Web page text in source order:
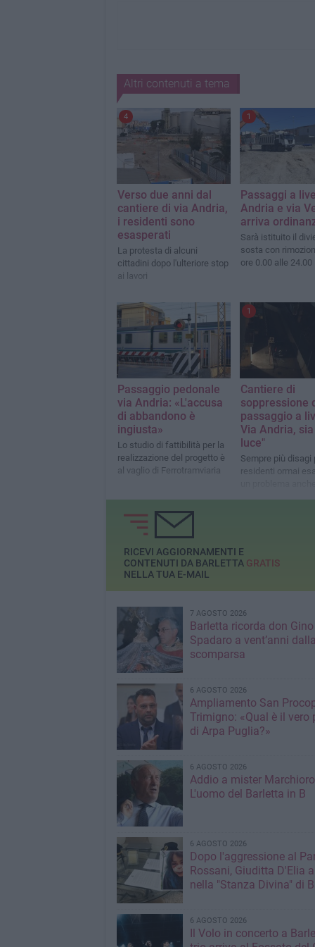
Altri contenuti a tema
4
Verso due anni dal
cantiere di via Andria,
i residenti sono
esasperati
La protesta di alcuni
cittadini dopo l'ulteriore stop
ai lavori
1
Passaggi a
Andria e via
arriva
Sarà istituito il
sosta con
ore 0.00 alle 24.00
Passaggio pedonale
via Andria: «L'accusa
di abbandono è
ingiusta»
Lo studio di fattibilità per la
realizzazione del progetto è
al vaglio di Ferrotramviaria
1
Cantiere di
soppressione
passaggio a
Via Andria,
luce"
Sempre più disagi
residenti ormai
un problema
RICEVI AGGIORNAMENTI E
CONTENUTI DA BARLETTA GRATIS
NELLA TUA E-MAIL
7 AGOSTO 2026
Barletta ricorda don Gino
Spadaro a vent’anni dalla
scomparsa
6 AGOSTO 2026
Ampliamento San
Trimigno: «Qual è il vero
di Arpa Puglia?»
6 AGOSTO 2026
Addio a mister
L'uomo del Barletta in B
6 AGOSTO 2026
Dopo l'aggressione al
Rossani, Giuditta D'Elia
nella "Stanza Divina" di
6 AGOSTO 2026
Il Volo in concerto a